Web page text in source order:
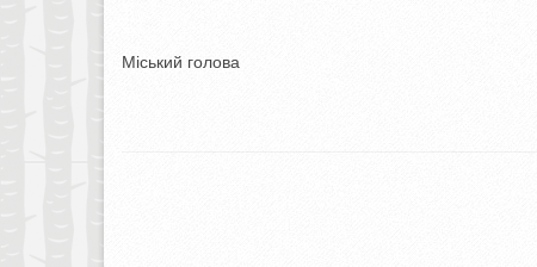
Міський голова